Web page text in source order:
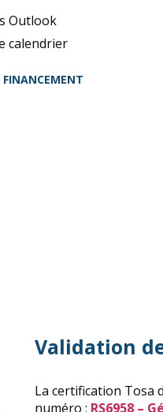
FINANCEMENT
Outlook
calendrier
différente des
Validation
La certification Tosa
numéro : RS6958 –